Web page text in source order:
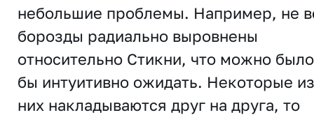
небольшие проблемы. Например, не
борозды радиально выровнены
относительно Стикни, что можно было
бы интуитивно ожидать. Некоторые из
них накладываются друг на друга, то